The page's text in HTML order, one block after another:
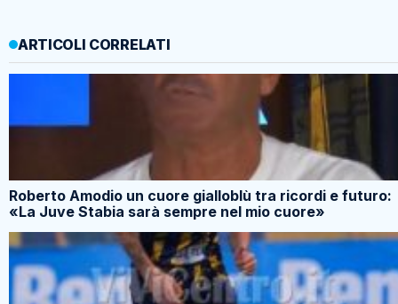
ARTICOLI CORRELATI
Roberto Amodio un cuore gialloblù tra ricordi e futuro:
«La Juve Stabia sarà sempre nel mio cuore»